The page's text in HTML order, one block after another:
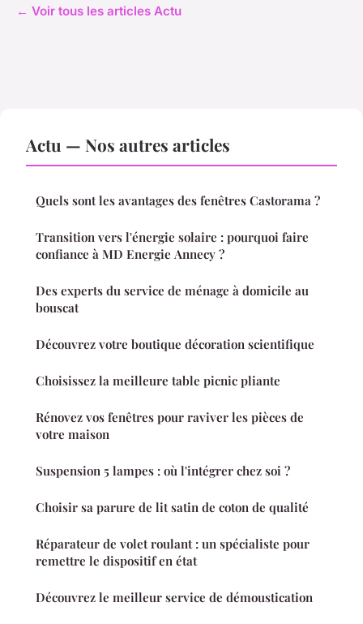
← Voir tous les articles Actu
Actu — Nos autres articles
Quels sont les avantages des fenêtres Castorama ?
Transition vers l'énergie solaire : pourquoi faire
confiance à MD Energie Annecy ?
Des experts du service de ménage à domicile au
bouscat
Découvrez votre boutique décoration scientifique
Choisissez la meilleure table picnic pliante
Rénovez vos fenêtres pour raviver les pièces de
votre maison
Suspension 5 lampes : où l'intégrer chez soi ?
Choisir sa parure de lit satin de coton de qualité
Réparateur de volet roulant : un spécialiste pour
remettre le dispositif en état
Découvrez le meilleur service de démoustication